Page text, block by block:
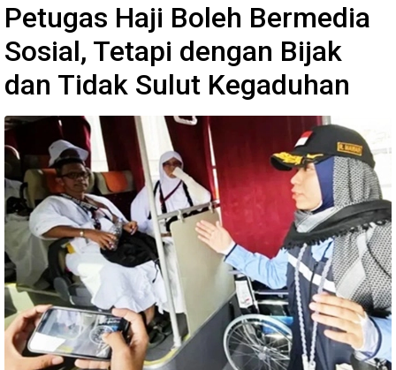
Petugas Haji Boleh Bermedia
Sosial, Tetapi dengan Bijak
dan Tidak Sulut Kegaduhan